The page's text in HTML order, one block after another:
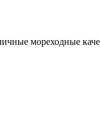
мореходные